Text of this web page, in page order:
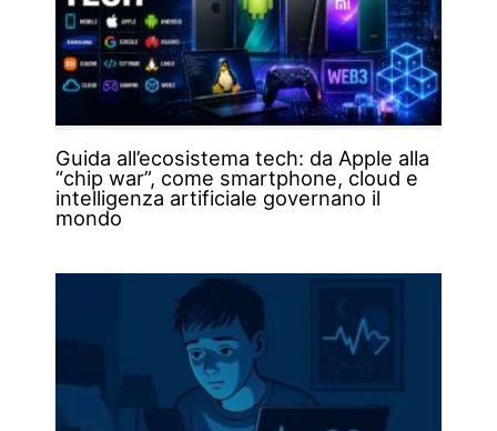
Guida all’ecosistema tech: da Apple alla
“chip war”, come smartphone, cloud e
intelligenza artificiale governano il
mondo